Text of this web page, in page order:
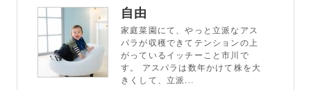
自由
家庭菜園にて、やっと立派なアス
パラが収穫できてテンションの上
がっているイッチーこと市川で
す。 アスパラは数年かけて株を大
きくして、立派...